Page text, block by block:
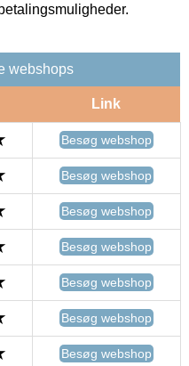
webshops
Link
Besøg webshop
Besøg webshop
Besøg webshop
Besøg webshop
Besøg webshop
Besøg webshop
Besøg webshop